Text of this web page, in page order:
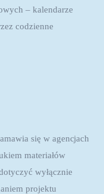
– kalendarze
codzienne
się w agencjach
materiałów
wyłącznie
projektu